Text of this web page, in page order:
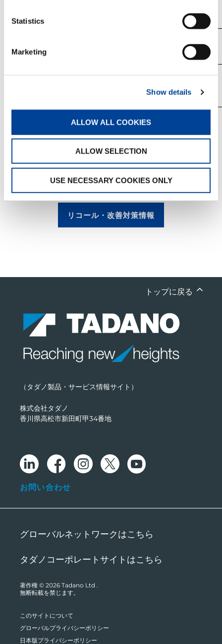
Statistics
Marketing
Show details
ALLOW ALL COOKIES
ALLOW SELECTION
USE NECESSARY COOKIES ONLY
計3型式
リコール対象車の車台番号の範囲には、対象となら
改善箇所説明図
リコール・改善対策情報
トップに戻る
（タダノ製品・サービス情報サイト）
株式会社タダノ
香川県高松市新田町甲34番地
お問い合わせ
グローバルネットワークはこちら
タダノコーポレートサイトはこちら
著作権 © 2026 Tadano Ltd .
無断転載を禁じます。
このサイトについて
グローバルプライバシーポリシー
日本版プライバシーポリシー